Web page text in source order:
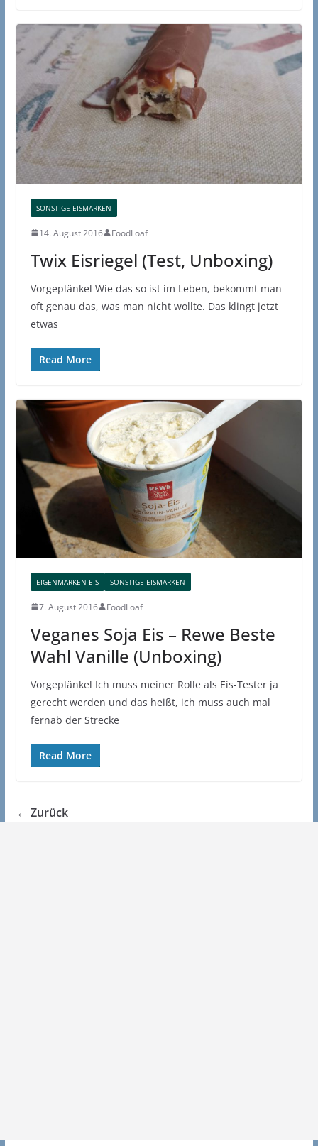
SONSTIGE EISMARKEN
14. August 2016 FoodLoaf
Twix Eisriegel (Test, Unboxing)
Vorgeplänkel Wie das so ist im Leben, bekommt man
oft genau das, was man nicht wollte. Das klingt jetzt
etwas
Read More
EIGENMARKEN EIS SONSTIGE EISMARKEN
7. August 2016 FoodLoaf
Veganes Soja Eis – Rewe Beste
Wahl Vanille (Unboxing)
Vorgeplänkel Ich muss meiner Rolle als Eis-Tester ja
gerecht werden und das heißt, ich muss auch mal
fernab der Strecke
Read More
← Zurück